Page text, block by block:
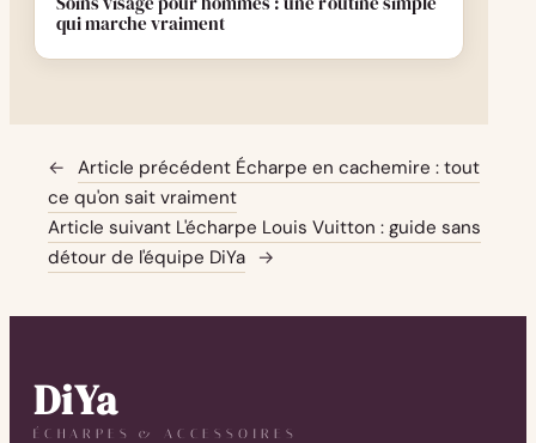
qui marche vraiment
← Article précédent Écharpe en cachemire : tout
ce qu'on sait vraiment
Article suivant L'écharpe Louis Vuitton : guide sans
détour de l'équipe DiYa →
DiYa
ÉCHARPES & ACCESSOIRES